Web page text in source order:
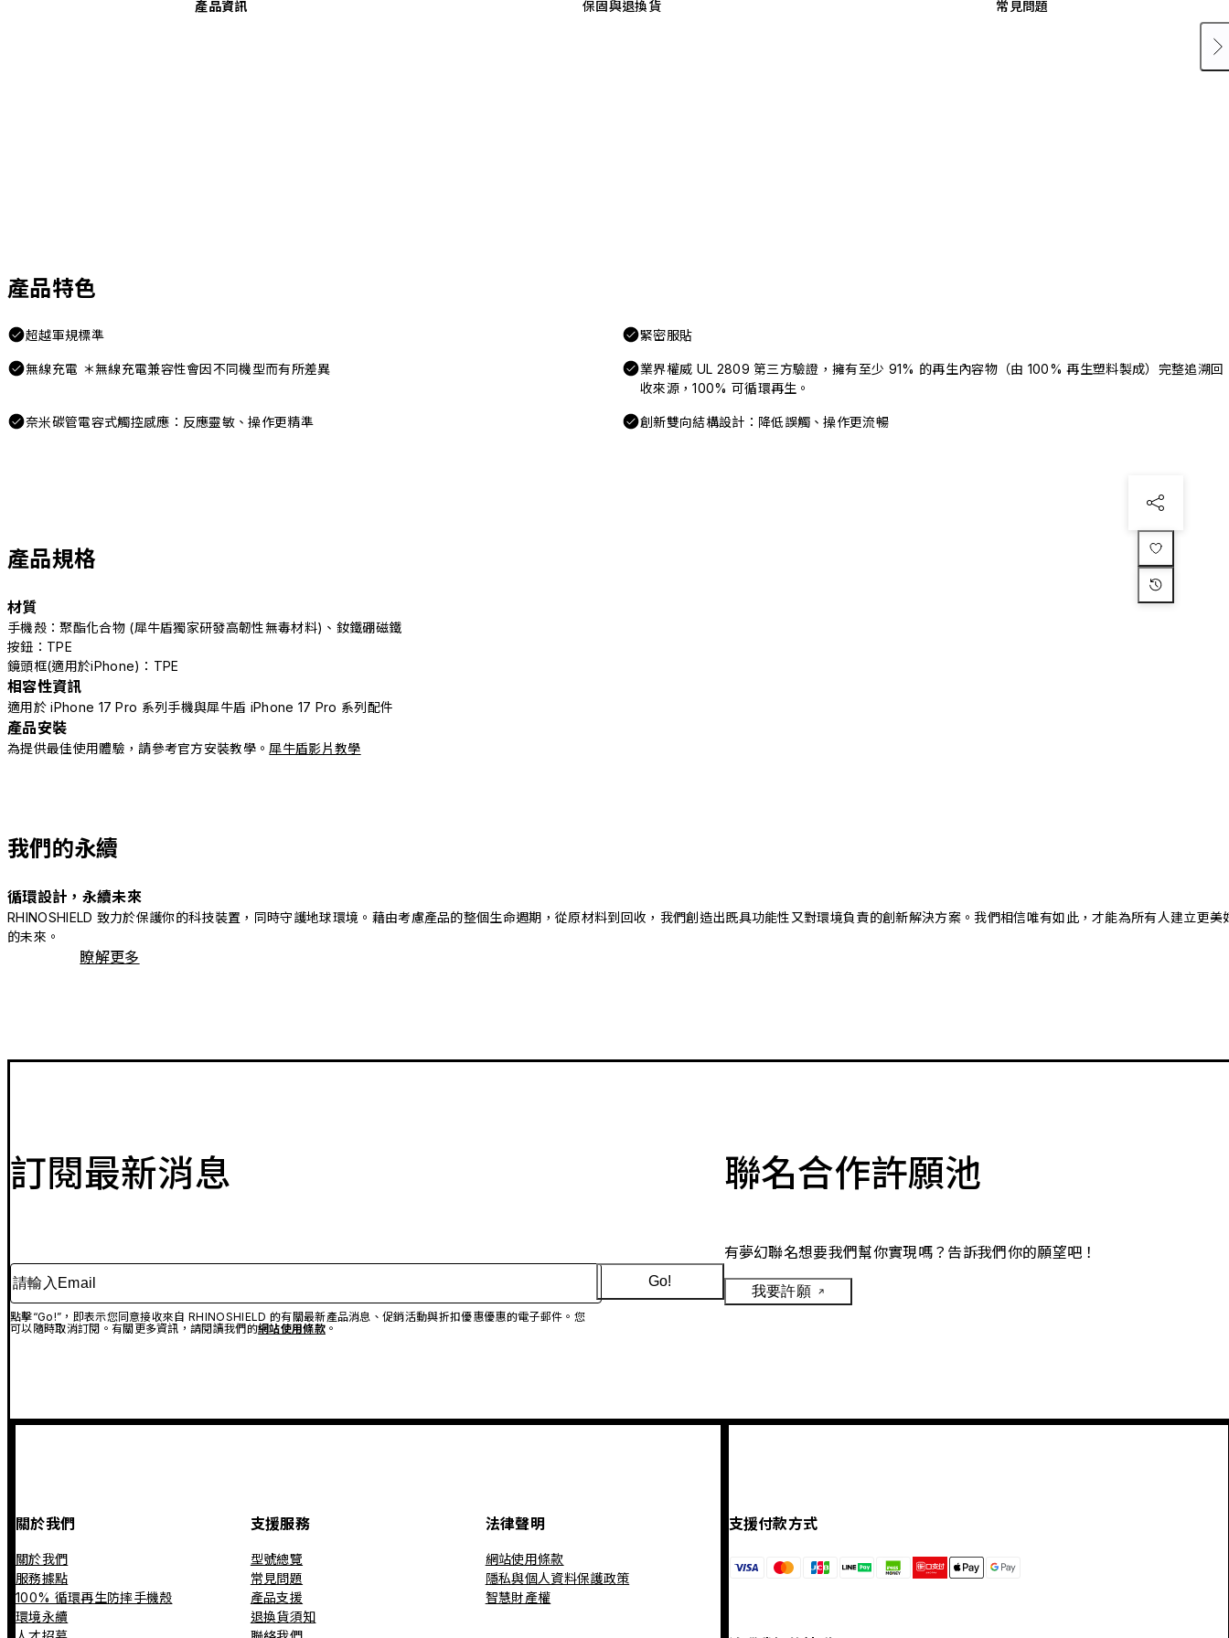
產品資訊 保固與退換貨 常見問題
產品特色
超越軍規標準 緊密服貼
無線充電 ＊無線充電兼容性會因不同機型而有所差異
業界權威 UL 2809 第三方驗證，擁有至少 91% 的再生內容物（由 100% 再生塑料製成）完整追溯回
收來源，100% 可循環再生。
奈米碳管電容式觸控感應：反應靈敏、操作更精準 創新雙向結構設計：降低誤觸、操作更流暢
產品規格
材質
手機殼：聚酯化合物 (犀牛盾獨家研發高韌性無毒材料)、釹鐵硼磁鐵
按鈕：TPE
鏡頭框(適用於iPhone)：TPE
相容性資訊
適用於 iPhone 17 Pro 系列手機與犀牛盾 iPhone 17 Pro 系列配件
產品安裝
為提供最佳使用體驗，請參考官方安裝教學。 犀牛盾影片教學
我們的永續
循環設計，永續未來
RHINOSHIELD 致力於保護你的科技裝置，同時守護地球環境。藉由考慮產品的整個生命週期，從原材料到回收，我們創造出既具功能性又對環境負責的創新解決方案。我們相信唯有如此，才能為所有人建立更美
的未來。
瞭解更多
訂閱最新消息
請輸入Email
點擊“Go!”，即表示您同意接收來自 RHINOSHIELD 的有關最新產品消息、促銷活動與折扣優惠優惠的電子郵件。您
可以隨時取消訂閱。有關更多資訊，請閱讀我們的網站使用條款。
Go!
聯名合作許願池
有夢幻聯名想要我們幫你實現嗎？告訴我們你的願望吧！
我要許願
關於我們
關於我們
服務據點
100% 循環再生防摔手機殼
環境永續
支援服務
型號總覽
常見問題
產品支援
退換貨須知
法律聲明
網站使用條款
隱私與個人資料保護政策
智慧財產權
支援付款方式